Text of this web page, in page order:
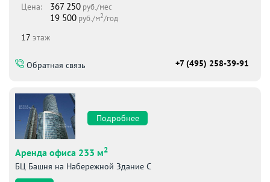
Цена:
367 250 руб./мес
19 500 руб./м2/год
17 этаж
Обратная связь +7 (495) 258-39-91
Подробнее
Аренда офиса 233 м2
БЦ Башня на Набережной Здание С